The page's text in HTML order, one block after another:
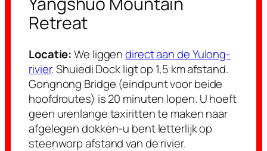
Retreat
Locatie:We liggendirect aan de Yulong-
rivier. Shuiedi Dock ligt op 1,5 km afstand.
Gongnong Bridge (eindpunt voor beide
hoofdroutes) is 20 minuten lopen. U hoeft
geen urenlange taxiritten te maken naar
afgelegen dokken-u bent letterlijk op
steenworp afstand van de rivier.